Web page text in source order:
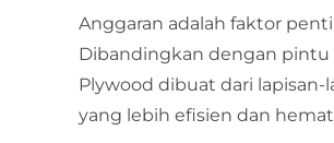
Anggaran adalah faktor
Dibandingkan dengan pintu
Plywood dibuat dari lapisan-
yang lebih efisien dan